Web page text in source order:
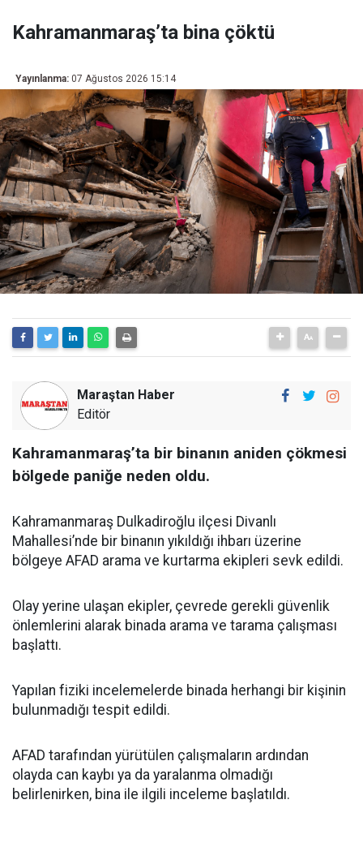
Kahramanmaraş’ta bina çöktü
Yayınlanma: 07 Ağustos 2026 15:14
Maraştan Haber
Editör
Kahramanmaraş’ta bir binanın aniden çökmesi
bölgede paniğe neden oldu.
Kahramanmaraş Dulkadiroğlu ilçesi Divanlı
Mahallesi’nde bir binanın yıkıldığı ihbarı üzerine
bölgeye AFAD arama ve kurtarma ekipleri sevk edildi.
Olay yerine ulaşan ekipler, çevrede gerekli güvenlik
önlemlerini alarak binada arama ve tarama çalışması
başlattı.
Yapılan fiziki incelemelerde binada herhangi bir kişinin
bulunmadığı tespit edildi.
AFAD tarafından yürütülen çalışmaların ardından
olayda can kaybı ya da yaralanma olmadığı
belirlenirken, bina ile ilgili inceleme başlatıldı.